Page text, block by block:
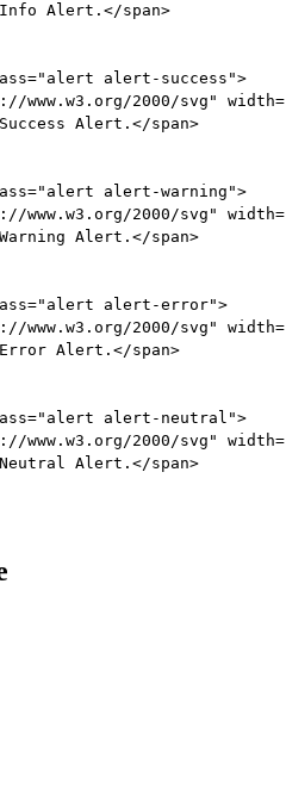
Alert. </span>
="alert alert-success">
www.w3.org/2000/svg" width=
Alert. </span>
="alert alert-warning">
www.w3.org/2000/svg" width=
Alert. </span>
="alert alert-error">
www.w3.org/2000/svg" width=
Alert. </span>
="alert alert-neutral">
www.w3.org/2000/svg" width=
Alert.</span>